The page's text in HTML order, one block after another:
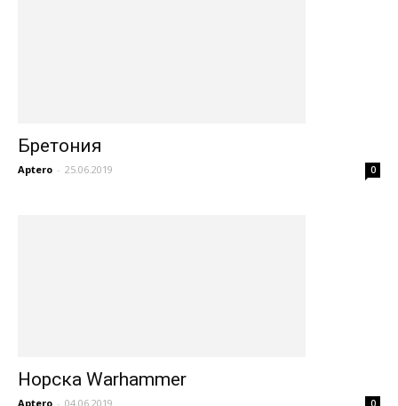
Бретония
Aptero - 25.06.2019 0
Норска Warhammer
Aptero - 04.06.2019 0